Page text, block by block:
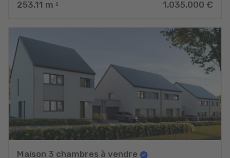
253.11 m 2 1.035.000 €
Maison 3 chambres à vendre